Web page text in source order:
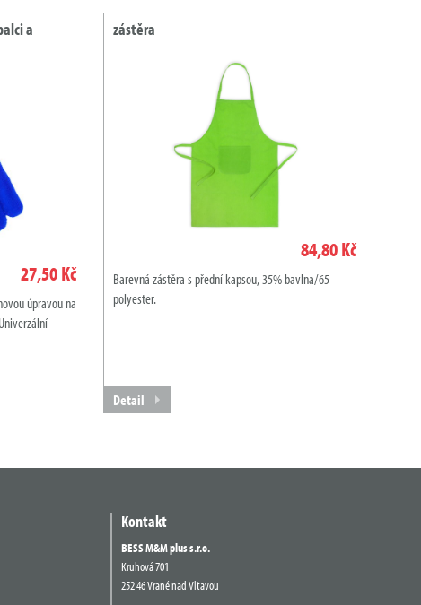
a
27,50 Kč
úpravou na
zástěra
84,80 Kč
Barevná zástěra s přední kapsou, 35% bavlna/65
polyester.
Detail
Kontakt
BESS M&M plus s.r.o.
Kruhová 701
252 46 Vrané nad Vltavou